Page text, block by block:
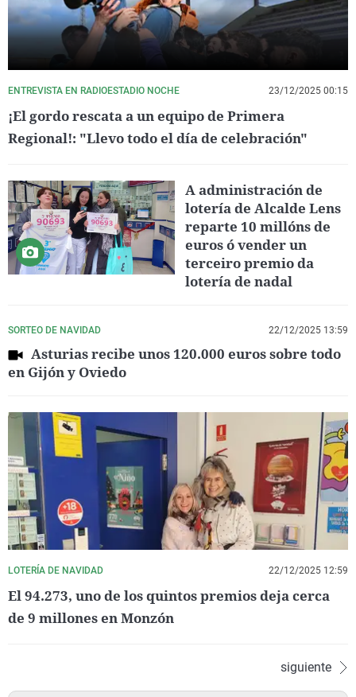
ENTREVISTA EN RADIOESTADIO NOCHE 23/12/2025 00:15
¡El gordo rescata a un equipo de Primera
Regional!: "Llevo todo el día de celebración"
A administración de
lotería de Alcalde Lens
reparte 10 millóns de
euros ó vender un
terceiro premio da
lotería de nadal
SORTEO DE NAVIDAD 22/12/2025 13:59
Asturias recibe unos 120.000 euros sobre todo
en Gijón y Oviedo
LOTERÍA DE NAVIDAD 22/12/2025 12:59
El 94.273, uno de los quintos premios deja cerca
de 9 millones en Monzón
siguiente